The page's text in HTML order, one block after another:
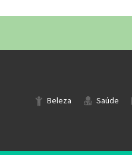
Beleza Saúde